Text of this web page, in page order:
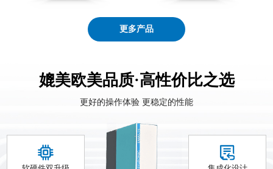
更多产品
媲美欧美品质·高性价比之选
更好的操作体验 更稳定的性能